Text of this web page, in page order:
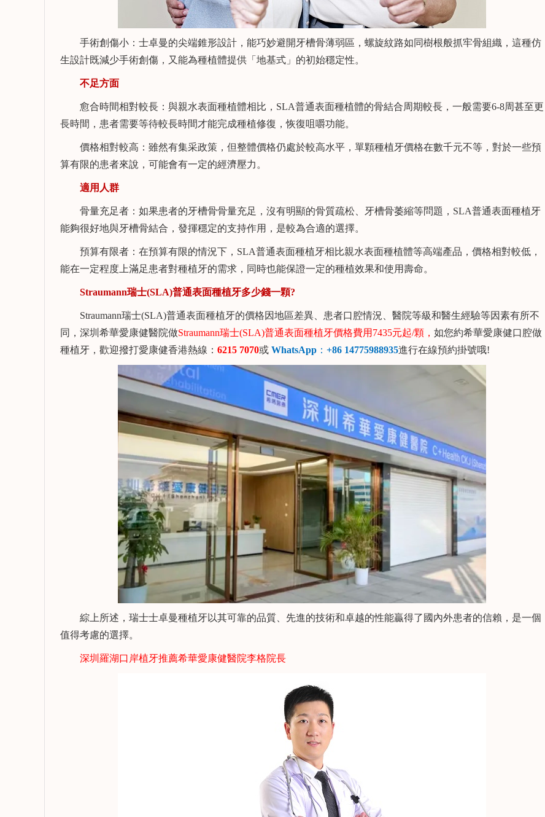
手術創傷小：士卓曼的尖端錐形設計，能巧妙避開牙槽骨薄弱區，螺旋紋路如同樹根般抓牢骨組織，這種仿
生設計既減少手術創傷，又能為種植體提供「地基式」的初始穩定性。
不足方面
愈合時間相對較長：與親水表面種植體相比，SLA普通表面種植體的骨結合周期較長，一般需要6-8周甚至更
長時間，患者需要等待較長時間才能完成種植修復，恢復咀嚼功能。
價格相對較高：雖然有集采政策，但整體價格仍處於較高水平，單顆種植牙價格在數千元不等，對於一些預
算有限的患者來說，可能會有一定的經濟壓力。
適用人群
骨量充足者：如果患者的牙槽骨骨量充足，沒有明顯的骨質疏松、牙槽骨萎縮等問題，SLA普通表面種植牙
能夠很好地與牙槽骨結合，發揮穩定的支持作用，是較為合適的選擇。
預算有限者：在預算有限的情況下，SLA普通表面種植牙相比親水表面種植體等高端產品，價格相對較低，
能在一定程度上滿足患者對種植牙的需求，同時也能保證一定的種植效果和使用壽命。
Straumann瑞士(SLA)普通表面種植牙多少錢一顆?
Straumann瑞士(SLA)普通表面種植牙的價格因地區差異、患者口腔情況、醫院等級和醫生經驗等因素有所不
同，深圳希華愛康健醫院做Straumann瑞士(SLA)普通表面種植牙價格費用7435元起/顆， 如您約希華愛康健口腔做
種植牙，歡迎撥打愛康健香港熱線： 6215 7070或 WhatsApp ： +86 14775988935進行在線預約掛號哦!
綜上所述，瑞士士卓曼種植牙以其可靠的品質、先進的技術和卓越的性能贏得了國內外患者的信賴，是一個
值得考慮的選擇。
深圳羅湖口岸植牙推薦希華愛康健醫院李格院長